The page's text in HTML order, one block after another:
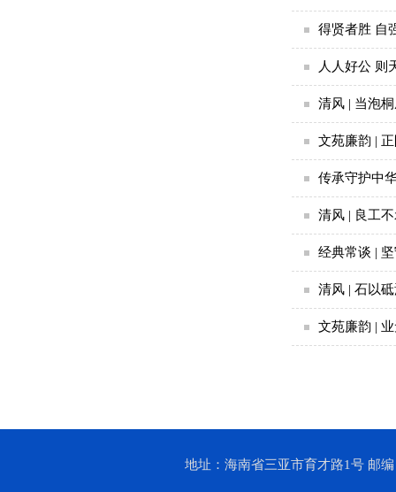
得贤者胜 自
人人好公 则
清风 | 当泡
文苑廉韵 |
传承守护中
清风 | 良工
经典常谈 |
清风 | 石以
文苑廉韵 |
地址：海南省三亚市育才路1号 邮